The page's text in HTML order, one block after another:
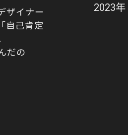
ザイナー
自己肯定
だの
2023年